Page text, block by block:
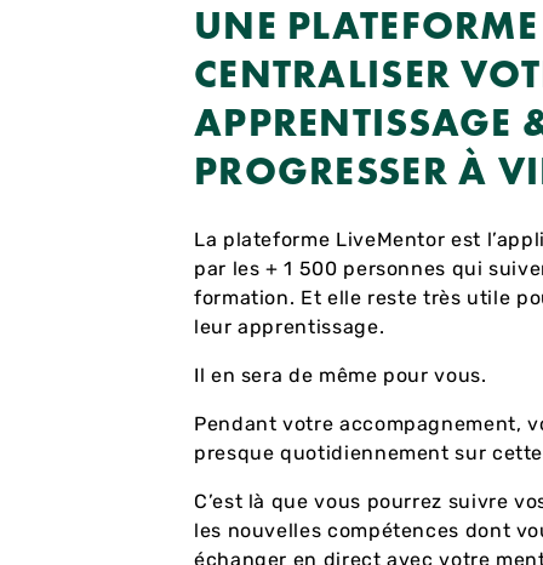
UNE
CENTRALISER
APPRENTISSAGE
PROGRESSER À
La plateforme LiveMentor est
par les + 1 500 personnes qui
formation. Et elle reste très utile
leur apprentissage.
Il en sera de même pour vous.
Pendant votre accompagnement,
presque quotidiennement sur
C’est là que vous pourrez suivre
les nouvelles compétences dont
échanger en direct avec votre